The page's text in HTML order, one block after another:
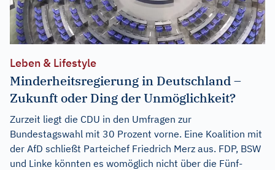
Leben & Lifestyle
Minderheitsregierung in Deutschland –
Zukunft oder Ding der Unmöglichkeit?
Zurzeit liegt die CDU in den Umfragen zur
Bundestagswahl mit 30 Prozent vorne. Eine Koalition mit
der AfD schließt Parteichef Friedrich Merz aus. FDP, BSW
und Linke könnten es womöglich nicht über die Fünf-